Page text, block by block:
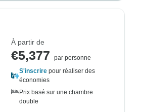
À partir de
€5,377
par personne
S'inscrire pour réaliser des
économies
Prix basé sur une chambre
double